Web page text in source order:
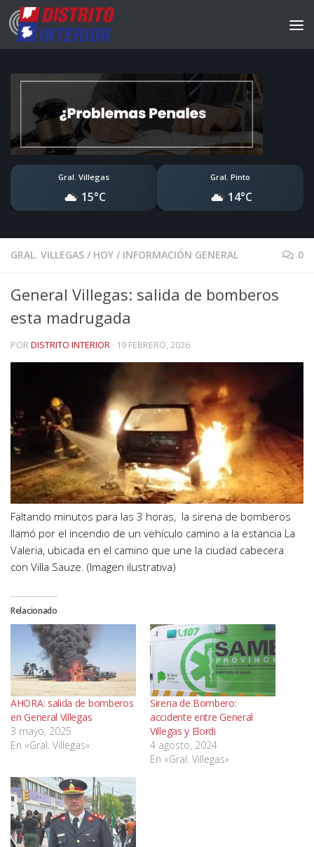
Gral. Villegas
15°C
Gral. Pinto
14°C
GRAL. VILLEGAS / HOY / INFORMACIÓN GENERAL 0
General Villegas: salida de bomberos
esta madrugada
PORDISTRITO INTERIOR · 19 FEBRERO, 2026
Faltando minutos para las 3 horas, la sirena de bomberos
llamó por el incendio de un vehículo camino a la estancia La
Valeria, ubicada en el camino que une la ciudad cabecera
con Villa Sauze. (Imagen ilustrativa)
Relacionado
AHORA: salida de bomberos
en General Villegas
3 mayo, 2025
En «Gral. Villegas»
Sirena de Bombero:
accidente entre General
Villegas y Elordi
4 agosto, 2024
En «Gral. Villegas»